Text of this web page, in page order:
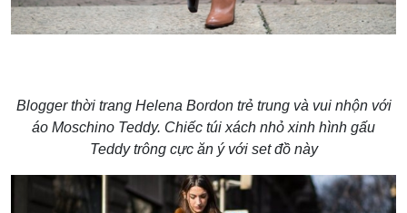
Blogger thời trang Helena Bordon trẻ trung và vui nhộn với
áo Moschino Teddy. Chiếc túi xách nhỏ xinh hình gấu
Teddy trông cực ăn ý với set đồ này